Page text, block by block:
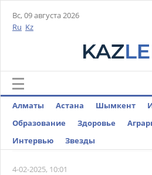
Вс, 09 августа 2026
Ru Kz
Алматы Астана Шымкент
Образование
Здоровье
Интервью
Звезды
4-02-2025, 10:01